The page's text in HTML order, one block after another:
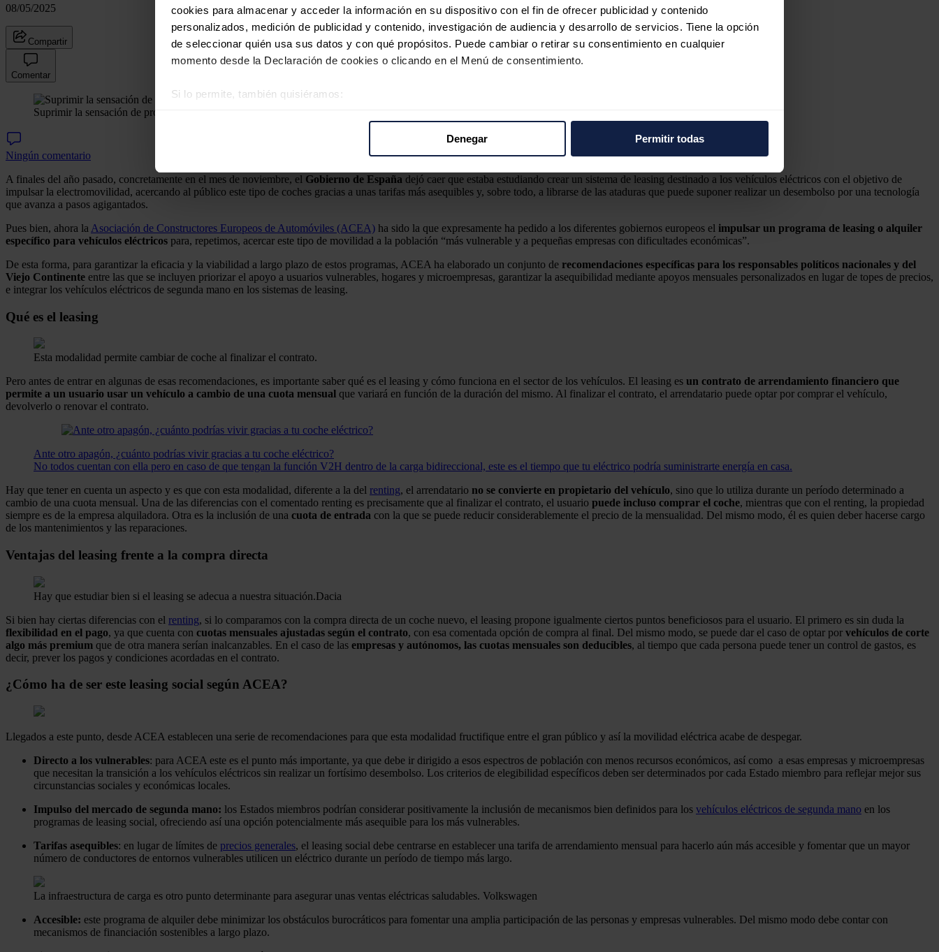
cookies para almacenar y acceder la información en su dispositivo con el fin de ofrecer publicidad y contenido
personalizados, medición de publicidad y contenido, investigación de audiencia y desarrollo de servicios. Tiene la opción
de seleccionar quién usa sus datos y con qué propósitos. Puede cambiar o retirar su consentimiento en cualquier
momento desde la Declaración de cookies o clicando en el Menú de consentimiento.
Si lo permite, también quisiéramos:
Las cookies de este sitio web se usan para personalizar el contenido y los anuncios, ofrecer funciones de redes sociales
redes sociales, publicidad y análisis web, quienes pueden combinarla con otra información que les haya proporcionado o
que hayan recopilado a partir del uso que haya hecho de sus servicios.
Denegar Permitir todas
08/05/2025
Compartir
Comentar
Suprimir la sensación de propiedad es un pilar fundamental para aumentar las ventas de eléctricos... al menos de momento.
Ningún comentario
A finales del año pasado, concretamente en el mes de noviembre, el Gobierno de España dejó caer que estaba estudiando crear un sistema de leasing destinado a los vehículos eléctricos con el objetivo de
impulsar la electromovilidad, acercando al público este tipo de coches gracias a unas tarifas más asequibles y, sobre todo, a librarse de las ataduras que puede suponer realizar un desembolso por una tecnología
que avanza a pasos agigantados.
Pues bien, ahora la Asociación de Constructores Europeos de Automóviles (ACEA) ha sido la que expresamente ha pedido a los diferentes gobiernos europeos el impulsar un programa de leasing o alquiler
específico para vehículos eléctricos para, repetimos, acercar este tipo de movilidad a la población “más vulnerable y a pequeñas empresas con dificultades económicas”.
De esta forma, para garantizar la eficacia y la viabilidad a largo plazo de estos programas, ACEA ha elaborado un conjunto de recomendaciones específicas para los responsables políticos nacionales y del
Viejo Continente entre las que se incluyen priorizar el apoyo a usuarios vulnerables, hogares y microempresas, garantizar la asequibilidad mediante apoyos mensuales personalizados en lugar de topes de precios,
e integrar los vehículos eléctricos de segunda mano en los sistemas de leasing.
Qué es el leasing
Esta modalidad permite cambiar de coche al finalizar el contrato.
Pero antes de entrar en algunas de esas recomendaciones, es importante saber qué es el leasing y cómo funciona en el sector de los vehículos. El leasing es un contrato de arrendamiento financiero que
permite a un usuario usar un vehículo a cambio de una cuota mensual que variará en función de la duración del mismo. Al finalizar el contrato, el arrendatario puede optar por comprar el vehículo,
devolverlo o renovar el contrato.
Ante otro apagón, ¿cuánto podrías vivir gracias a tu coche eléctrico?
No todos cuentan con ella pero en caso de que tengan la función V2H dentro de la carga bidireccional, este es el tiempo que tu eléctrico podría suministrarte energía en casa.
Hay que tener en cuenta un aspecto y es que con esta modalidad, diferente a la del renting, el arrendatario no se convierte en propietario del vehículo, sino que lo utiliza durante un período determinado a
cambio de una cuota mensual. Una de las diferencias con el comentado renting es precisamente que al finalizar el contrato, el usuario puede incluso comprar el coche, mientras que con el renting, la propiedad
siempre es de la empresa alquiladora. Otra es la inclusión de una cuota de entrada con la que se puede reducir considerablemente el precio de la mensualidad. Del mismo modo, él es quien deber hacerse cargo
de los mantenimientos y las reparaciones.
Ventajas del leasing frente a la compra directa
Hay que estudiar bien si el leasing se adecua a nuestra situación.Dacia
Si bien hay ciertas diferencias con el renting, si lo comparamos con la compra directa de un coche nuevo, el leasing propone igualmente ciertos puntos beneficiosos para el usuario. El primero es sin duda la
flexibilidad en el pago, ya que cuenta con cuotas mensuales ajustadas según el contrato, con esa comentada opción de compra al final. Del mismo modo, se puede dar el caso de optar por vehículos de corte
algo más premium que de otra manera serían inalcanzables. En el caso de las empresas y autónomos, las cuotas mensuales son deducibles, al tiempo que cada persona puede tener un control de gastos, es
decir, prever los pagos y condiciones acordadas en el contrato.
¿Cómo ha de ser este leasing social según ACEA?
Llegados a este punto, desde ACEA establecen una serie de recomendaciones para que esta modalidad fructifique entre el gran público y así la movilidad eléctrica acabe de despegar.
Directo a los vulnerables: para ACEA este es el punto más importante, ya que debe ir dirigido a esos espectros de población con menos recursos económicos, así como a esas empresas y microempresas
que necesitan la transición a los vehículos eléctricos sin realizar un fortísimo desembolso. Los criterios de elegibilidad específicos deben ser determinados por cada Estado miembro para reflejar mejor sus
circunstancias sociales y económicas locales.
Impulso del mercado de segunda mano: los Estados miembros podrían considerar positivamente la inclusión de mecanismos bien definidos para los vehículos eléctricos de segunda mano en los
programas de leasing social, ofreciendo así una opción potencialmente más asequible para los más vulnerables.
Tarifas asequibles: en lugar de límites de precios generales, el leasing social debe centrarse en establecer una tarifa de arrendamiento mensual para hacerlo aún más accesible y fomentar que un mayor
número de conductores de entornos vulnerables utilicen un eléctrico durante un período de tiempo más largo.
La infraestructura de carga es otro punto determinante para asegurar unas ventas eléctricas saludables. Volkswagen
Accesible: este programa de alquiler debe minimizar los obstáculos burocráticos para fomentar una amplia participación de las personas y empresas vulnerables. Del mismo modo debe contar con
mecanismos de financiación sostenibles a largo plazo.